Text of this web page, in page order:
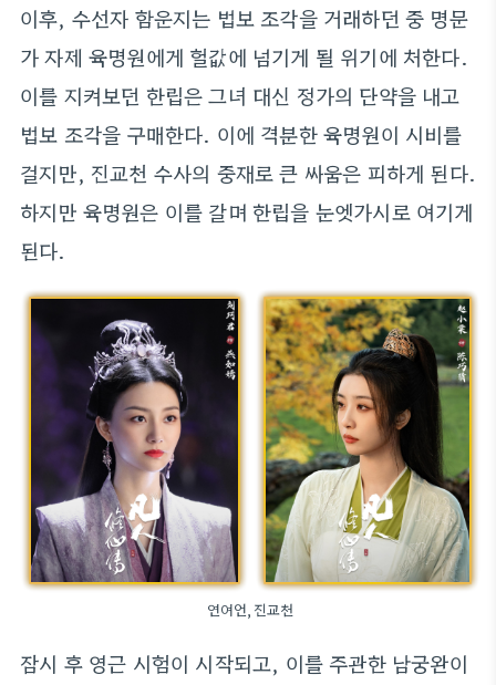
이후, 수선자 함운지는 법보 조각을 거래하던 중 명문
가 자제 육명원에게 헐값에 넘기게 될 위기에 처한다.
이를 지켜보던 한립은 그녀 대신 정가의 단약을 내고
법보 조각을 구매한다. 이에 격분한 육명원이 시비를
걸지만, 진교천 수사의 중재로 큰 싸움은 피하게 된다.
하지만 육명원은 이를 갈며 한립을 눈엣가시로 여기게
된다.
연여언,진교천
잠시 후 영근 시험이 시작되고, 이를 주관한 남궁완이